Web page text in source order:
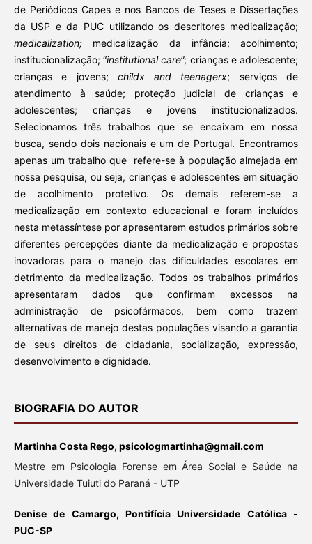
de Periódicos Capes e nos Bancos de Teses e Dissertações
da USP e da PUC utilizando os descritores medicalização;
medicalization;medicalização da infância; acolhimento;
institucionalização; “institutional care”; crianças e adolescente;
crianças e jovens; childx and teenagerx; serviços de
atendimento à saúde; proteção judicial de crianças e
adolescentes; crianças e jovens institucionalizados.
Selecionamos três trabalhos que se encaixam em nossa
busca, sendo dois nacionais e um de Portugal. Encontramos
apenas um trabalho que refere-se à população almejada em
nossa pesquisa, ou seja, crianças e adolescentes em situação
de acolhimento protetivo. Os demais referem-se a
medicalização em contexto educacional e foram incluídos
nesta metassíntese por apresentarem estudos primários sobre
diferentes percepções diante da medicalização e propostas
inovadoras para o manejo das dificuldades escolares em
detrimento da medicalização. Todos os trabalhos primários
apresentaram dados que confirmam excessos na
administração de psicofármacos, bem como trazem
alternativas de manejo destas populações visando a garantia
de seus direitos de cidadania, socialização, expressão,
desenvolvimento e dignidade.
BIOGRAFIA DO AUTOR
Martinha Costa Rego, psicologmartinha@gmail.com
Mestre em Psicologia Forense em Área Social e Saúde na
Universidade Tuiuti do Paraná - UTP
Denise de Camargo, Pontifícia Universidade Católica -
PUC-SP